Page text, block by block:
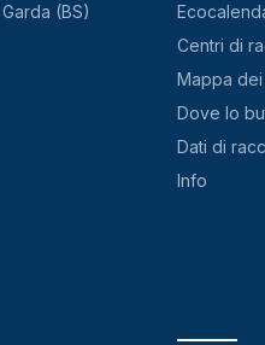
(BS)
Centri di
Mappa
Dove lo
Dati di
Info